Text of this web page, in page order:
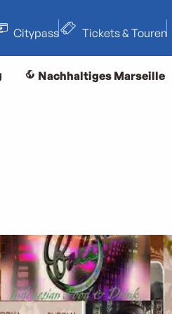
Citypass Tickets & Touren
Nachhaltiges Marseille